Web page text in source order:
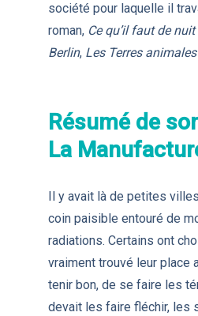
société pour laquelle il
roman, Ce qu’il faut de nuit
Berlin, Les Terres animales
Résumé de
La
Il y avait là de petites
coin paisible entouré de
radiations. Certains ont
vraiment trouvé leur place
tenir bon, de se faire les
devait les faire fléchir, les